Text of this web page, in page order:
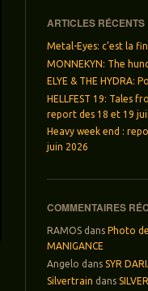
ARTICLES RÉCENTS
Metal-Eyes: c’est la
MONNEKYN: The
ELYE & THE HYDRA:
HELLFEST 19: Tales
report des 18 et 19
Heavy week end :
juin 2026
COMMENTAIRES
RAMOS dans Photo
MANIGANCE
Angelo dansSYR
Silvertrain dans